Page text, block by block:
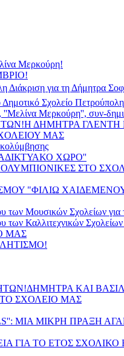
Μερκούρη!
για τη Δήμητρα
Σχολείο
Μερκούρη'', συν-
ΔΗΜΗΤΡΑ
ΜΑΣ
ΧΩΡΟ''
ΣΤΟ
"ΦΙΛΙΩ
των Μουσικών Σχολείων για
Καλλιτεχνικών
ΜΑΣ
ΚΑΙ
ΣΧΟΛΕΙΟ ΜΑΣ
ΜΙΑ ΜΙΚΡΗ ΠΡΑΞΗ
ΓΙΑ ΤΟ ΕΤΟΣ ΣΧΟΛΙΚΟ